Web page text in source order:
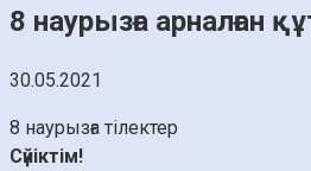
8 наурызға арналған
30.05.2021
8 наурызға тілектер
Сүйіктім!